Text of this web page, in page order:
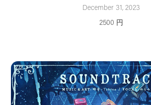
December 31, 2023
2500 円